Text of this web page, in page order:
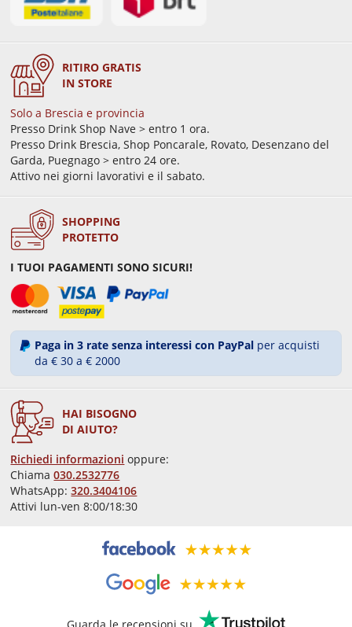
RITIRO GRATIS
IN STORE
Solo a Brescia e provincia
Presso Drink Shop Nave > entro 1 ora.
Presso Drink Brescia, Shop Poncarale, Rovato, Desenzano del
Garda, Puegnago > entro 24 ore.
Attivo nei giorni lavorativi e il sabato.
SHOPPING
PROTETTO
I TUOI PAGAMENTI SONO SICURI!
Paga in 3 rate senza interessi con PayPal per acquisti
da € 30 a € 2000
HAI BISOGNO
DI AIUTO?
Richiedi informazioni oppure:
Chiama030.2532776
WhatsApp:320.3404106
Attivi lun-ven 8:00/18:30
Guarda le recensioni su